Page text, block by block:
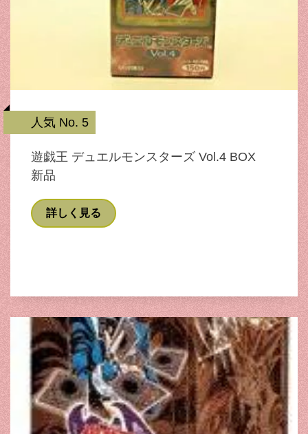
人気 No. 5
遊戯王 デュエルモンスターズ Vol.4 BOX
新品
詳しく見る